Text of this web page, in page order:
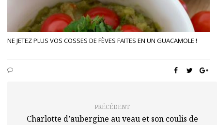
NE JETEZ PLUS VOS COSSES DE FÈVES FAITES EN UN GUACAMOLE !
PRÉCÉDENT
Charlotte d’aubergine au veau et son coulis de